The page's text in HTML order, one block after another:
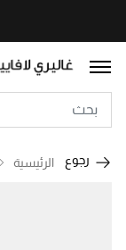
رجوع الرئيسية